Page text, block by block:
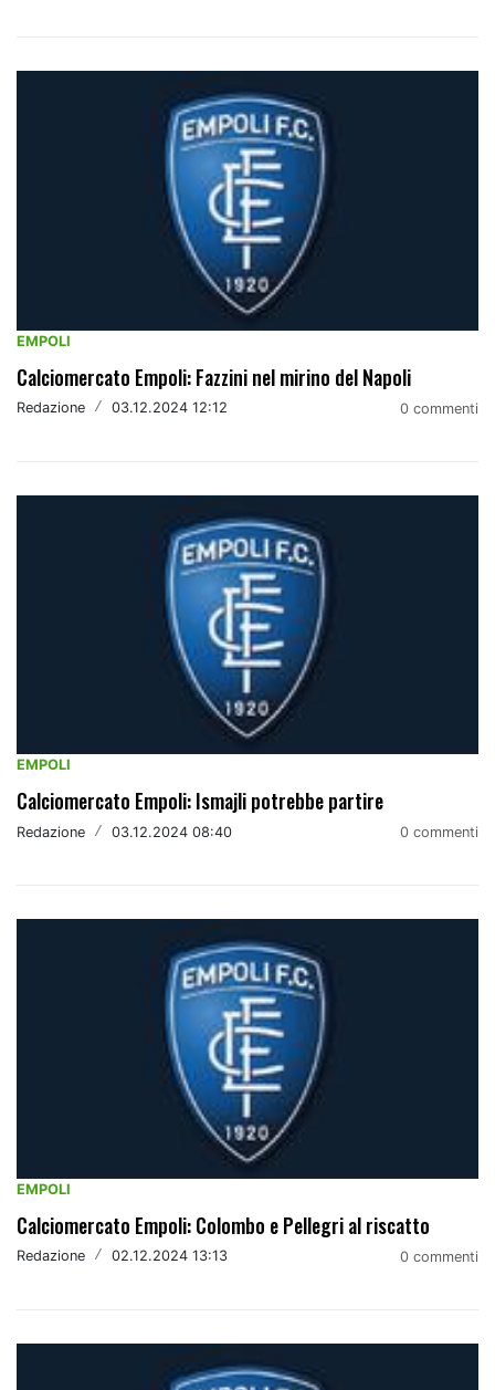
EMPOLI
Calciomercato Empoli: Fazzini nel mirino del Napoli
Redazione / 03.12.2024 12:12 0 commenti
EMPOLI
Calciomercato Empoli: Ismajli potrebbe partire
Redazione / 03.12.2024 08:40 0 commenti
EMPOLI
Calciomercato Empoli: Colombo e Pellegri al riscatto
Redazione / 02.12.2024 13:13 0 commenti